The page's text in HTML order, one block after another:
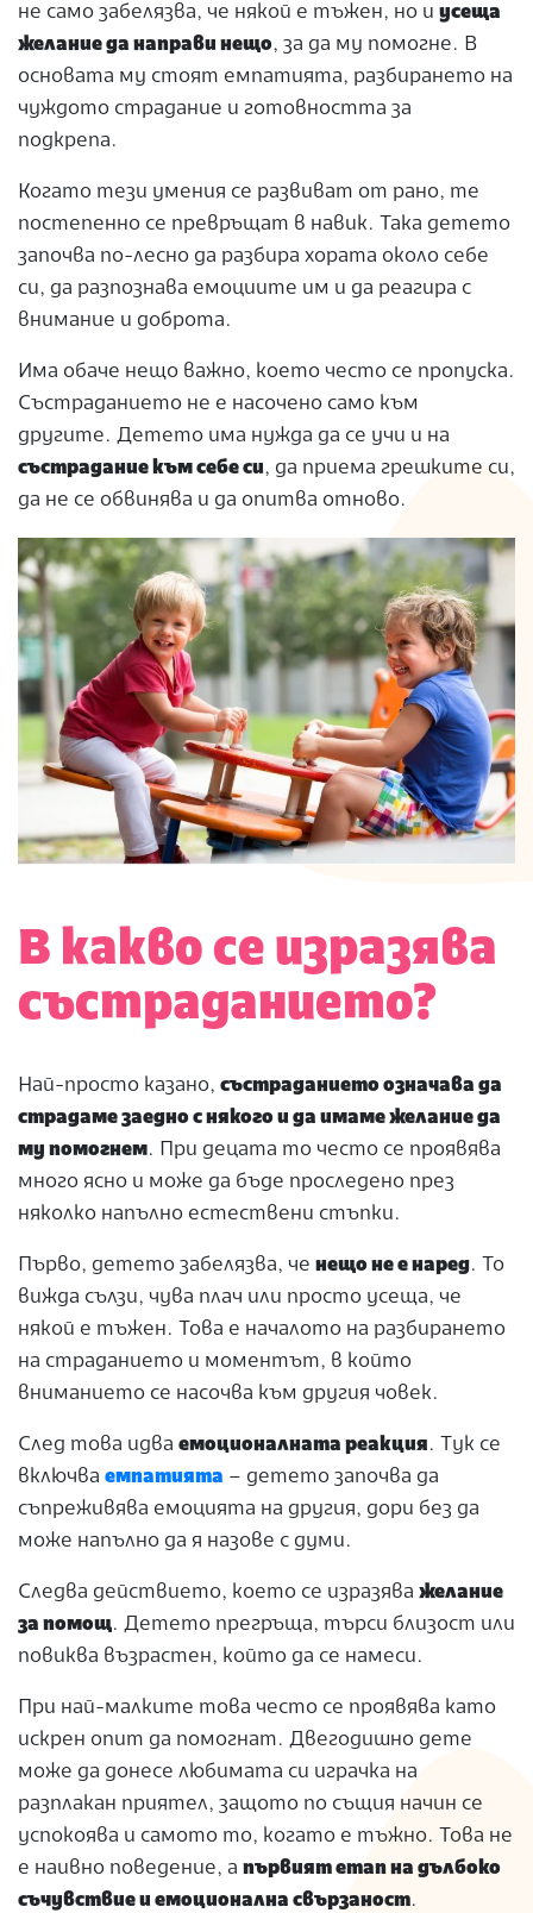
не само забелязва, че някой е тъжен, но и усеща
желание да направи нещо, за да му помогне. В
основата му стоят емпатията, разбирането на
чуждото страдание и готовността за
подкрепа.
Когато тези умения се развиват от рано, те
постепенно се превръщат в навик. Така детето
започва по-лесно да разбира хората около себе
си, да разпознава емоциите им и да реагира с
внимание и доброта.
Има обаче нещо важно, което често се пропуска.
Състраданието не е насочено само към
другите. Детето има нужда да се учи и на
състрадание към себе си, да приема грешките си,
да не се обвинява и да опитва отново.
В какво се изразява
състраданието?
Най-просто казано, състраданието означава да
страдаме заедно с някого и да имаме желание да
му помогнем. При децата то често се проявява
много ясно и може да бъде проследено през
няколко напълно естествени стъпки.
Първо, детето забелязва, че нещо не е наред. То
вижда сълзи, чува плач или просто усеща, че
някой е тъжен. Това е началото на разбирането
на страданието и моментът, в който
вниманието се насочва към другия човек.
След това идва емоционалната реакция. Тук се
включва емпатията – детето започва да
съпреживява емоцията на другия, дори без да
може напълно да я назове с думи.
Следва действието, което се изразява желание
за помощ. Детето прегръща, търси близост или
повиква възрастен, който да се намеси.
При най-малките това често се проявява като
искрен опит да помогнат. Двегодишно дете
може да донесе любимата си играчка на
разплакан приятел, защото по същия начин се
успокоява и самото то, когато е тъжно. Това не
е наивно поведение, а първият етап на дълбоко
съчувствие и емоционална свързаност.